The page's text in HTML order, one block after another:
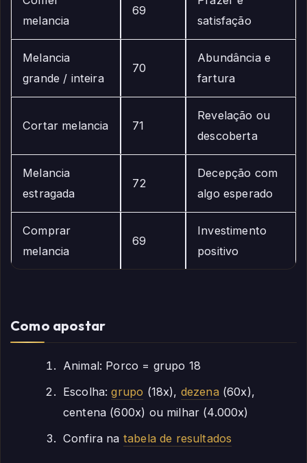
melancia
69
satisfação
Melancia
grande / inteira
70
Abundância e
fartura
Cortar melancia 71
Revelação ou
descoberta
Melancia
estragada
72
Decepção com
algo esperado
Comprar
melancia
69
Investimento
positivo
Como apostar
Animal: Porco = grupo 18
Escolha:grupo (18x), dezena(60x),
centena (600x) ou milhar (4.000x)
Confira na tabela de resultados